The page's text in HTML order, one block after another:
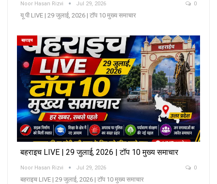
Noor Hasan Rizvi Jul 29, 2026 0
यू पी LIVE | 29 जुलाई, 2026 | टॉप 10 मुख्य समाचार
बहराइच
बहराइच LIVE | 29 जुलाई, 2026 | टॉप 10 मुख्य समाचार
Noor Hasan Rizvi Jul 29, 2026 0
बहराइच LIVE | 29 जुलाई, 2026 | टॉप 10 मुख्य समाचार